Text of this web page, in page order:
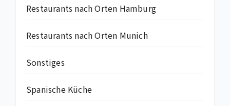
Restaurants nach Orten Hamburg
Restaurants nach Orten Munich
Sonstiges
Spanische Küche